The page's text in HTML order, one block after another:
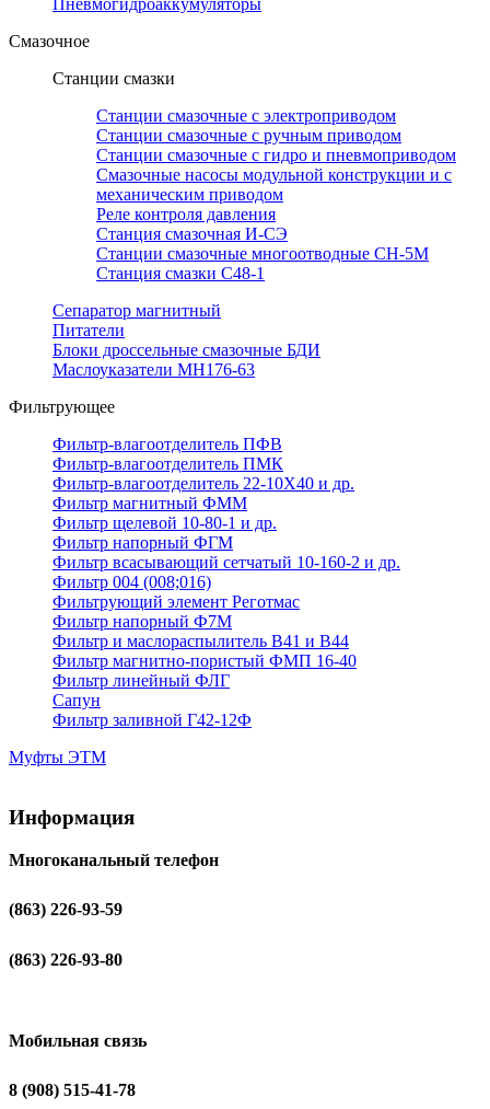
Пневмогидроаккумуляторы
Смазочное
Станции смазки
Станции смазочные с электроприводом
Станции смазочные с ручным приводом
Станции смазочные с гидро и пневмоприводом
Смазочные насосы модульной конструкции и с
механическим приводом
Реле контроля давления
Станция смазочная И-СЭ
Станции смазочные многоотводные СН-5М
Станция смазки С48-1
Сепаратор магнитный
Питатели
Блоки дроссельные смазочные БДИ
Маслоуказатели МН176-63
Фильтрующее
Фильтр-влагоотделитель ПФВ
Фильтр-влагоотделитель ПМК
Фильтр-влагоотделитель 22-10Х40 и др.
Фильтр магнитный ФММ
Фильтр щелевой 10-80-1 и др.
Фильтр напорный ФГМ
Фильтр всасывающий сетчатый 10-160-2 и др.
Фильтр 004 (008;016)
Фильтрующий элемент Реготмас
Фильтр напорный Ф7М
Фильтр и маслораспылитель В41 и В44
Фильтр магнитно-пористый ФМП 16-40
Фильтр линейный ФЛГ
Сапун
Фильтр заливной Г42-12Ф
Муфты ЭТМ
Информация
Многоканальный телефон
(863) 226-93-59
(863) 226-93-80
Мобильная связь
8 (908) 515-41-78